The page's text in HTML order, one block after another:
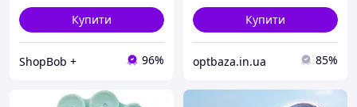
Купити
ShopBob + 96%
Купити
optbaza.in.ua 85%